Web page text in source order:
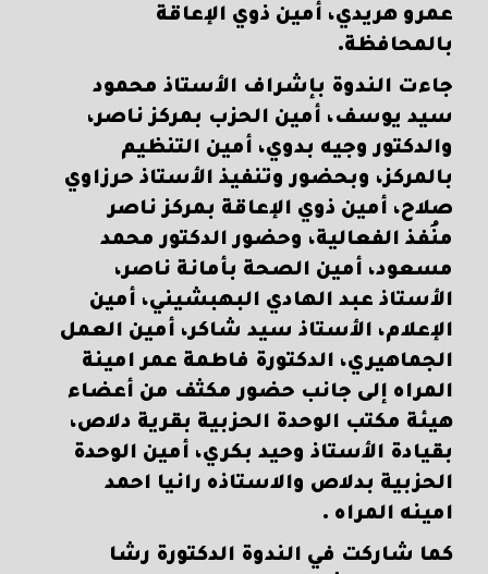
عمرو هريدي، أمين ذوي الإعاقة
بالمحافظة.
جاءت الندوة بإشراف الأستاذ محمود
سيد يوسف، أمين الحزب بمركز ناصر،
والدكتور وجيه بدوي، أمين التنظيم
بالمركز، وبحضور وتنفيذ الأستاذ حرزاوي
صلاح، أمين ذوي الإعاقة بمركز ناصر
منُفذ الفعالية، وحضور الدكتور محمد
مسعود، أمين الصحة بأمانة ناصر،
الأستاذ عبد الهادي البهبشيني، أمين
الإعلام، الأستاذ سيد شاكر، أمين العمل
الجماهيري، الدكتورة فاطمة عمر امينة
المراه إلى جانب حضور مكثف من أعضاء
هيئة مكتب الوحدة الحزبية بقرية دلاص،
بقيادة الأستاذ وحيد بكري، أمين الوحدة
الحزبية بدلاص والاستاذه رانيا احمد
امينه المراه .
كما شاركت في الندوة الدكتورة رشا